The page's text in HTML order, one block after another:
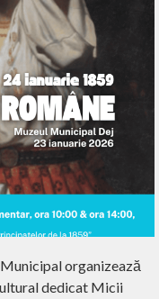
organizează
dedicat Micii